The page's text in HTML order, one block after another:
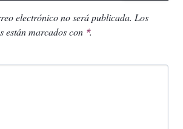
electrónico no será publicada. Los
están marcados con *.